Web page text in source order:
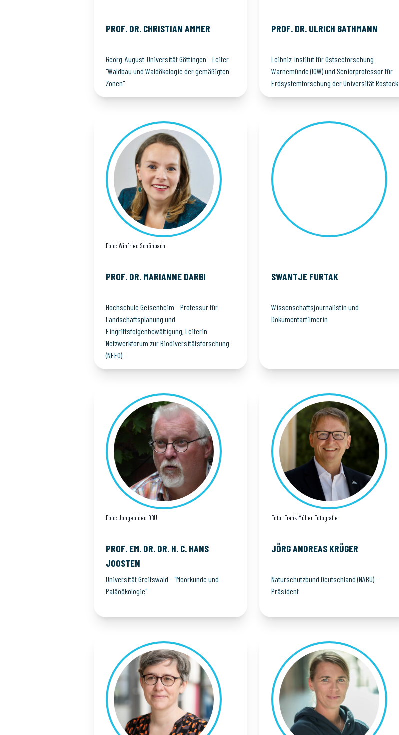
PROF. DR. CHRISTIAN AMMER
Georg-August-Universität Göttingen – Leiter
"Waldbau und Waldökologie der gemäßigten
Zonen"
PROF. DR. ULRICH BATHMANN
Leibniz-Institut für Ostseeforschung
Warnemünde (IOW) und Seniorprofessor für
Erdsystemforschung der Universität Rostock
Foto: Winfried Schönbach
PROF. DR. MARIANNE DARBI
Hochschule Geisenheim – Professur für
Landschaftsplanung und
Eingriffsfolgenbewältigung, Leiterin
Netzwerkforum zur Biodiversitätsforschung
(NEFO)
SWANTJE FURTAK
Wissenschaftsjournalistin und
Dokumentarfilmerin
Foto: Jongebloed DBU
PROF. EM. DR. DR. H. C. HANS
JOOSTEN
Universität Greifswald – "Moorkunde und
Paläoökologie"
Foto: Frank Müller Fotografie
JÖRG ANDREAS KRÜGER
Naturschutzbund Deutschland (NABU) –
Präsident